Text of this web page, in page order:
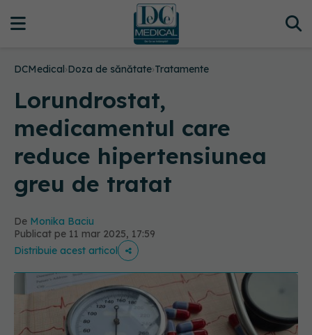
DCMedical›Doza de sănătate›Tratamente
Lorundrostat,
medicamentul care
reduce hipertensiunea
greu de tratat
De Monika Baciu
Publicat pe 11 mar 2025, 17:59
Distribuie acest articol